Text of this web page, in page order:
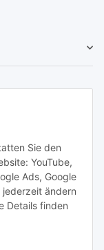
Sie den
YouTube,
Ads, Google
jederzeit ändern
Details finden